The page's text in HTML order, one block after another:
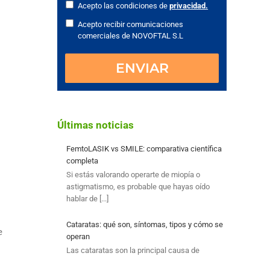
Acepto las condiciones deprivacidad.
Acepto recibir comunicaciones
comerciales de NOVOFTAL S.L
Últimas noticias
FemtoLASIK vs SMILE: comparativa científica
completa
Si estás valorando operarte de miopía o
astigmatismo, es probable que hayas oído
hablar de [...]
Cataratas: qué son, síntomas, tipos y cómo se
operan
Las cataratas son la principal causa de